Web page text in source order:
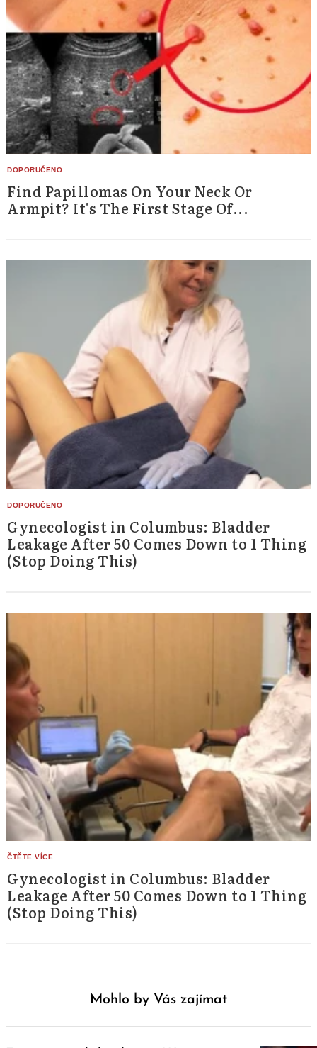
Find Papillomas On Your Neck Or
Armpit? It's The First Stage Of...
Gynecologist in Columbus: Bladder
Leakage After 50 Comes Down to 1 Thing
(Stop Doing This)
Gynecologist in Columbus: Bladder
Leakage After 50 Comes Down to 1 Thing
(Stop Doing This)
Mohlo by Vás zajímat